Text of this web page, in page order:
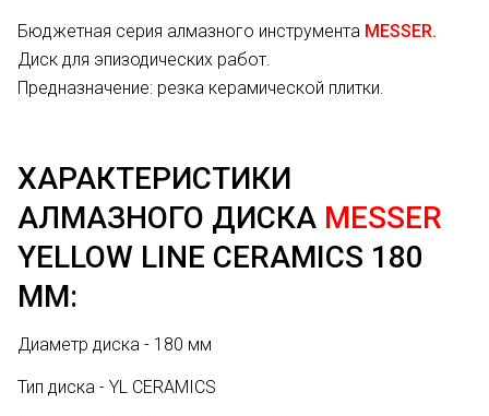
Бюджетная серия алмазного инструмента MESSER.
Диск для эпизодических работ.
Предназначение: резка керамической плитки.
ХАРАКТЕРИСТИКИ
АЛМАЗНОГО ДИСКА MESSER
YELLOW LINE CERAMICS 180
ММ:
Диаметр диска - 180 мм
Тип диска - YL CERAMICS